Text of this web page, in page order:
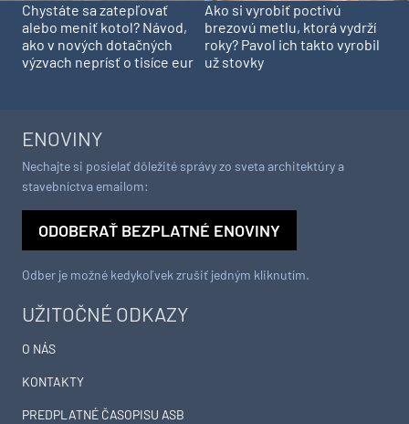
Chystáte sa zatepľovať
alebo meniť kotol? Návod,
ako v nových dotačných
výzvach neprísť o tisíce eur
Ako si vyrobiť poctivú
brezovú metlu, ktorá vydrží
roky? Pavol ich takto vyrobil
už stovky
UŽITOČNÉ ODKAZY
O NÁS
KONTAKTY
PREDPLATNÉ ČASOPISU ASB
ENOVINY
Nechajte si posielať dôležité správy zo sveta architektúry a
stavebníctva emailom:
ODOBERAŤ BEZPLATNÉ ENOVINY
Odber je možné kedykoľvek zrušiť jedným kliknutím.